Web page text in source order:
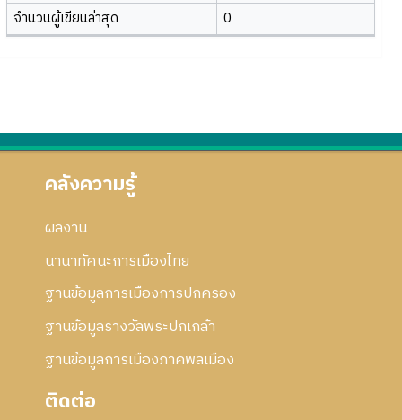
จำนวนผู้เขียนล่าสุด 0
คลังความรู้
ผลงาน
นานาทัศนะการเมืองไทย
ฐานข้อมูลการเมืองการปกครอง
ฐานข้อมูลรางวัลพระปกเกล้า
ฐานข้อมูลการเมืองภาคพลเมือง
ติดต่อ